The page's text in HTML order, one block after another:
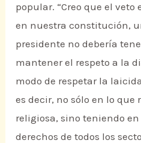
popular. “Creo que el veto
en nuestra constitución,
presidente no debería
mantener el respeto a la
modo de respetar la
es decir, no sólo en lo que
religiosa, sino teniendo
derechos de todos los